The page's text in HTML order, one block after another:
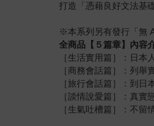
打造「憑藉良好文法基
※本系列另有發行「無
全商品【５篇章】內容
［生活實用篇］：日本
［商務會話篇］：列舉
［旅行會話篇］：到日
［談情說愛篇］：真
［生氣吐槽篇］：不留